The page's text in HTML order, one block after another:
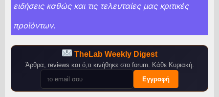
ειδήσεις καθώς και τις τελευταίες μας κριτικές
προϊόντων.
TheLab Weekly Digest
Άρθρα, reviews και ό,τι κινήθηκε στο forum. Κάθε Κυριακή.
Εγγραφή